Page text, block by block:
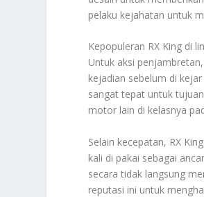
pelaku kejahatan untuk
Kepopuleran RX King di
Untuk aksi
kejadian sebelum di
sangat tepat untuk
motor lain di kelasnya
Selain kecepatan, RX
kali di pakai sebagai
secara tidak langsung
reputasi ini untuk